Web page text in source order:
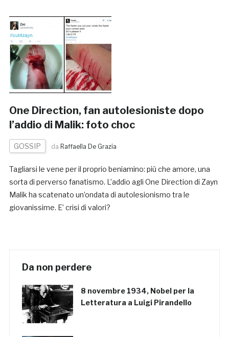
One Direction, fan autolesioniste dopo
l’addio di Malik: foto choc
GOSSIP da Raffaella De Grazia
Tagliarsi le vene per il proprio beniamino: più che amore, una
sorta di perverso fanatismo. L’addio agli One Direction di Zayn
Malik ha scatenato un’ondata di autolesionismo tra le
giovanissime. E’ crisi di valori?
Da non perdere
8 novembre 1934, Nobel per la
Letteratura a Luigi Pirandello